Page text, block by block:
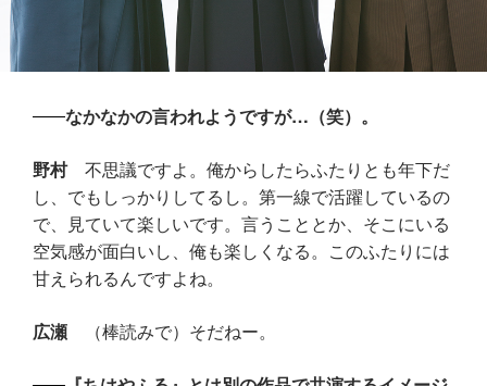
なかなかの言われようですが…（笑）。
野村不思議ですよ。俺からしたらふたりとも年下だ
し、でもしっかりしてるし。第一線で活躍しているの
で、見ていて楽しいです。言うこととか、そこにいる
空気感が面白いし、俺も楽しくなる。このふたりには
甘えられるんですよね。
広瀬 （棒読みで）そだねー。